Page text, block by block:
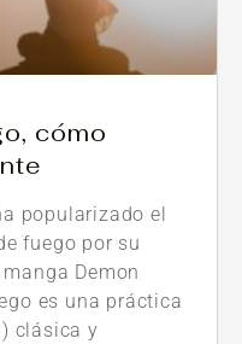
cómo
popularizado el
fuego por su
Demon
es una práctica
clásica y